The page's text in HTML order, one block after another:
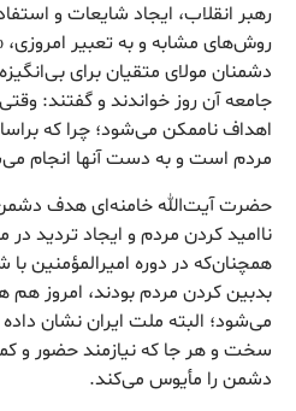
رهبر انقلاب، ایجاد شایعات و
روش‌های مشابه و به تعبیر
دشمنان مولای متقیان برای
جامعه آن روز خواندند و گفتند:
اهداف ناممکن می‌شود؛ چرا که
مردم است و به دست آنها انجام
حضرت آیت‌الله خامنه‌ای هدف دشمن
ناامید کردن مردم و ایجاد تردید
همچنان‌که در دوره امیرالمؤمنین
بدبین کردن مردم بودند، امروز هم
می‌شود؛ البته ملت ایران نشان
سخت و هر جا که نیازمند حضور و
دشمن را مأیوس می‌کند.